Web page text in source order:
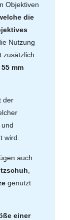
Objektiven
die
Nutzung
zusätzlich
mm
der
wird.
auch
genutzt
einer